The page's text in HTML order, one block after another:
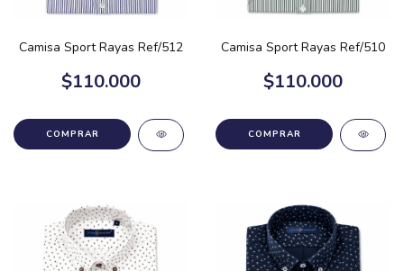
Camisa Sport Rayas Ref/512
$110.000
COMPRAR
Camisa Sport Rayas Ref/510
$110.000
COMPRAR